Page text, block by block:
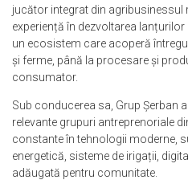
jucător integrat din agribusinessul
experiență în dezvoltarea
un ecosistem care acoperă
și ferme, până la procesare și
consumator.
Sub conducerea sa, Grup Șerban
relevante grupuri antreprenoriale
constante în tehnologii moderne,
energetică, sisteme de irigații,
adăugată pentru comunitate.